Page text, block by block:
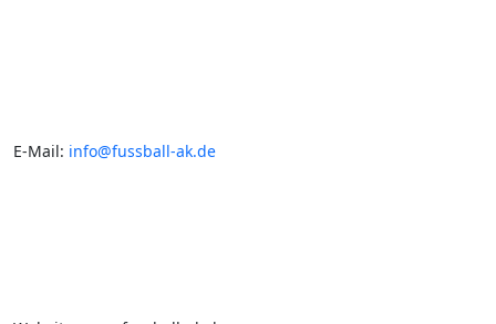
E-Mail: info@fussball-ak.de